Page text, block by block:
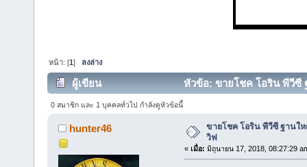
หน้า: [1] ลงล่าง
ผู้เขียน หัวข้อ: ขายโชค โอริน พีวีซี
0 สมาชิก และ 1 บุคคลทั่วไป กำลังดูหัวข้อนี้
hunter46
ขายโชค โอริน พีวีซี ฐานใ
วิฟ
« เมื่อ: มิถุนายน 17, 2018, 08:27:29